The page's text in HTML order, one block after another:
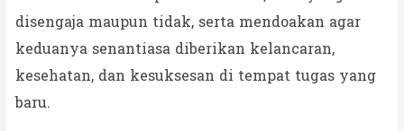
disengaja maupun tidak, serta mendoakan agar
keduanya senantiasa diberikan kelancaran,
kesehatan, dan kesuksesan di tempat tugas yang
baru.